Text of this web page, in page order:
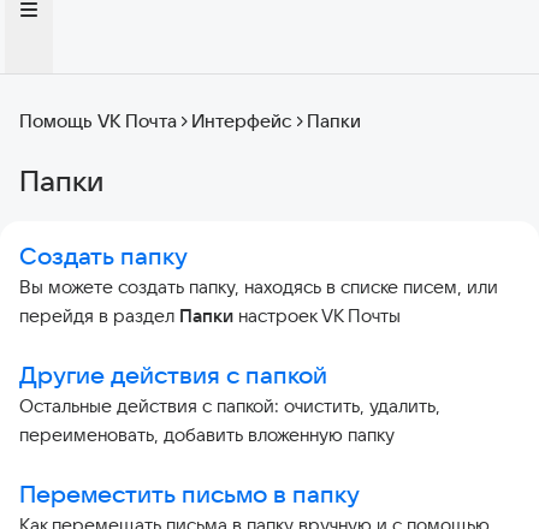
Помощь VK Почта Интерфейс Папки
Папки
Создать папку
Вы можете создать папку, находясь в списке писем, или
перейдя в раздел Папки настроек VK Почты
Другие действия с папкой
Остальные действия с папкой: очистить, удалить,
переименовать, добавить вложенную папку
Переместить письмо в папку